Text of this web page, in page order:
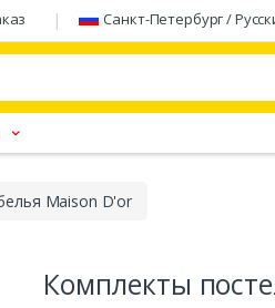
Санкт-Петербург /
Maison D'or
Комплекты